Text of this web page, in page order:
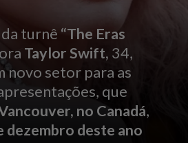
turnê “The Eras
Taylor Swift, 34,
novo setor para as
que
no Canadá,
dezembro deste ano